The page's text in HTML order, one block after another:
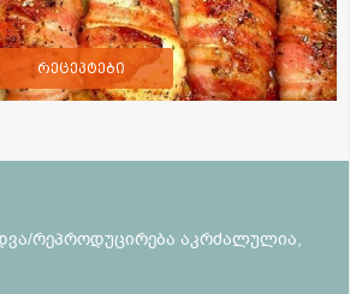
რეცეპტები
რეპროდუცირება აკრძალულია,